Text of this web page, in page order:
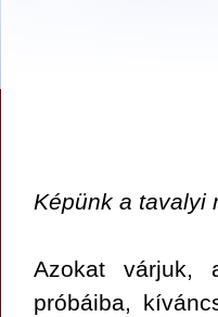
Képünk a tavalyi
Azokat várjuk,
próbáiba,